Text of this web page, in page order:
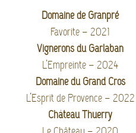
Domaine de Granpré
Favorite – 2021
Vignerons du Garlaban
L’Empreinte – 2024
Domaine du Grand Cros
L’Esprit de Provence – 2022
Château Thuerry